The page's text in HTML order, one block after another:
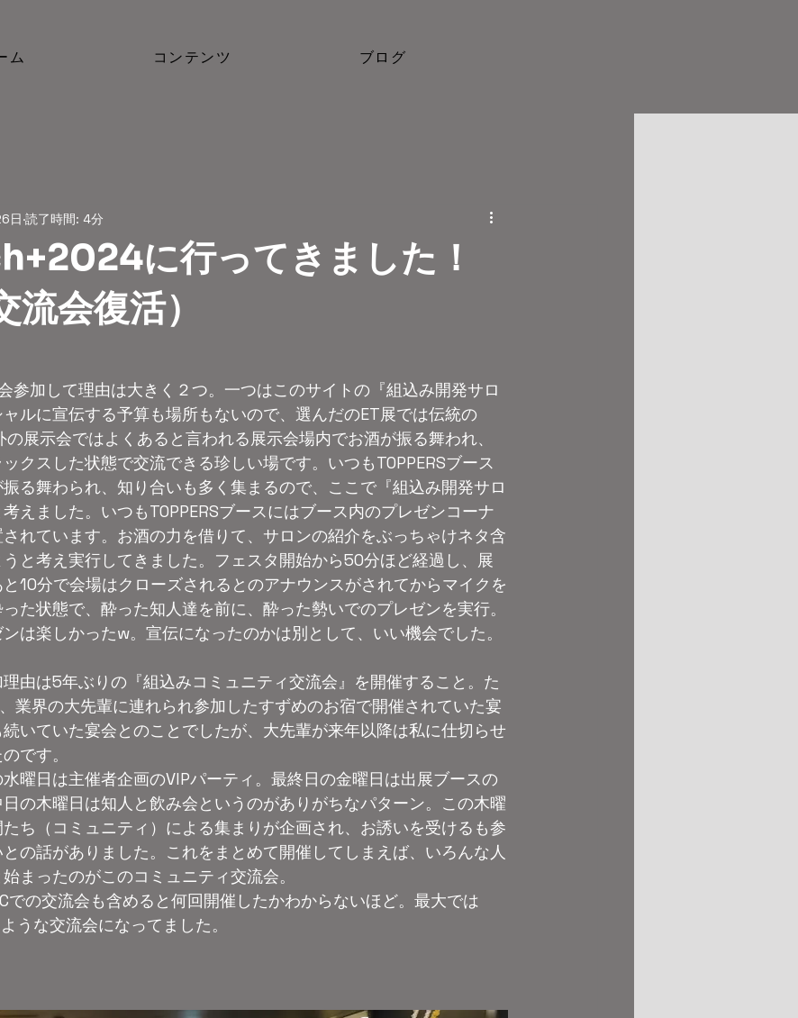
ム コンテンツ ブログ
に行ってきました！
流会復活）
日 読了時間: 4分
参加して理由は大きく２つ。一つはこのサイトの『組込み開発サロ
ルに宣伝する予算も場所もないので、選んだのET展では伝統の
の展示会ではよくあると言われる展示会場内でお酒が振る舞われ、
クスした状態で交流できる珍しい場です。いつもTOPPERSブース
る舞わられ、知り合いも多く集まるので、ここで『組込み開発サロ
えました。いつもTOPPERSブースにはブース内のプレゼンコーナ
れています。お酒の力を借りて、サロンの紹介をぶっちゃけネタ含
と考え実行してきました。フェスタ開始から50分ほど経過し、展
10分で会場はクローズされるとのアナウンスがされてからマイクを
た状態で、酔った知人達を前に、酔った勢いでのプレゼンを実行。
は楽しかったw。宣伝になったのかは別として、いい機会でした。
由は5年ぶりの『組込みコミュニティ交流会』を開催すること。た
業界の大先輩に連れられ参加したすずめのお宿で開催されていた宴
いていた宴会とのことでしたが、大先輩が来年以降は私に仕切らせ
です。
曜日は主催者企画のVIPパーティ。最終日の金曜日は出展ブースの
の木曜日は知人と飲み会というのがありがちなパターン。この木曜
ち（コミュニティ）による集まりが企画され、お誘いを受けるも参
の話がありました。これをまとめて開催してしまえば、いろんな人
まったのがこのコミュニティ交流会。
での交流会も含めると何回開催したかわからないほど。最大では
うな交流会になってました。